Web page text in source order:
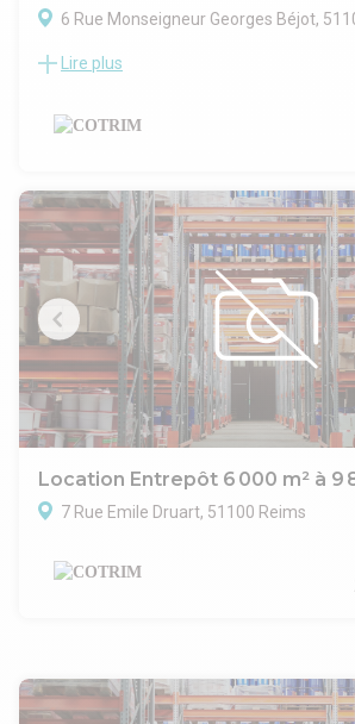
6 Rue Monseigneur Georges Béjot,
Bâtiment à usage industriel ou de
PL, parking VL.
Lire plus
Location Entrepôt 6 000 m² à 9
7 Rue Emile Druart, 51100 Reims